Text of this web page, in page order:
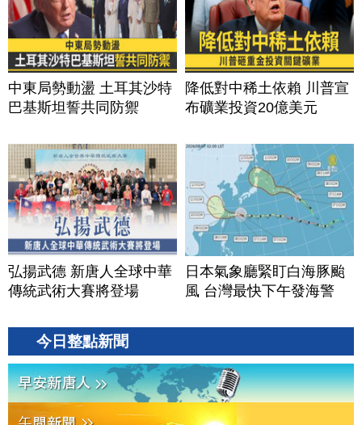
中東局勢動盪 土耳其沙特
巴基斯坦誓共同防禦
降低對中稀土依賴 川普宣
布礦業投資20億美元
弘揚武德 新唐人全球中華
傳統武術大賽將登場
日本氣象廳緊盯白海豚颱
風 台灣最快下午發海警
今日整點新聞